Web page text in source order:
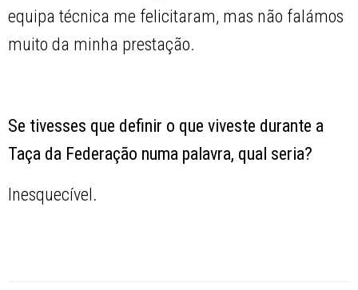
equipa técnica me felicitaram, mas não falámos
muito da minha prestação.
Se tivesses que definir o que viveste durante a
Taça da Federação numa palavra, qual seria?
Inesquecível.